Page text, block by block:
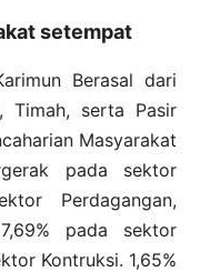
setempat
Berasal dari
Timah, serta Pasir
Masyarakat
pada sektor
Perdagangan,
pada sektor
Kontruksi. 1,65%